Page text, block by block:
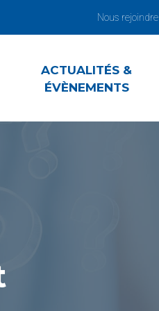
Nous rejoindre
ACTUALITÉS &
ÉVÈNEMENTS